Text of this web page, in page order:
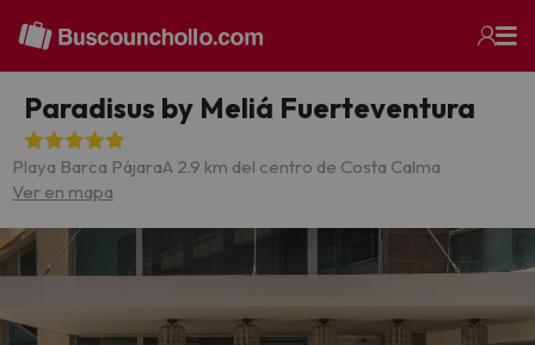
Paradisus by Meliá Fuerteventura
Playa Barca PájaraA 2.9 km del centro de Costa Calma
Ver en mapa